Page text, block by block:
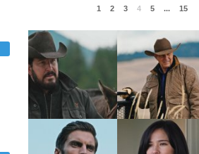
1 2 3 4 5 ... 15